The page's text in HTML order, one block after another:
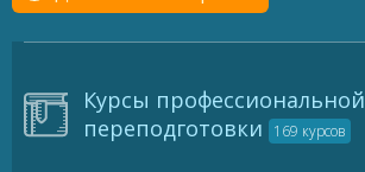
Курсы профессиональной
переподготовки
169 курсов